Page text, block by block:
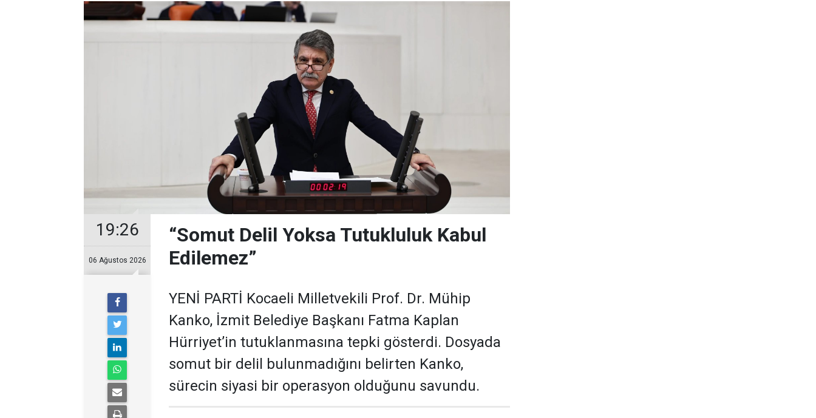
19:26
06 Ağustos 2026
“Somut Delil Yoksa Tutukluluk Kabul
Edilemez”
YENİ PARTİ Kocaeli Milletvekili Prof. Dr. Mühip
Kanko, İzmit Belediye Başkanı Fatma Kaplan
Hürriyet’in tutuklanmasına tepki gösterdi. Dosyada
somut bir delil bulunmadığını belirten Kanko,
sürecin siyasi bir operasyon olduğunu savundu.